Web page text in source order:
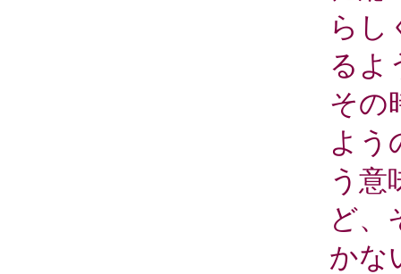
らし
るよ
その
よう
う意
ど、
かな